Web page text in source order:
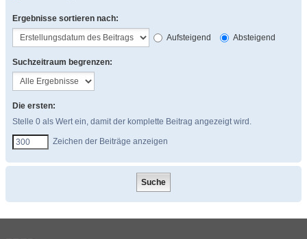
Ergebnisse sortieren nach:
Aufsteigend
Absteigend
Suchzeitraum begrenzen:
Die ersten:
Stelle 0 als Wert ein, damit der komplette Beitrag angezeigt wird.
Zeichen der Beiträge anzeigen